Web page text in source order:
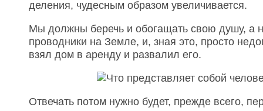
деления, чудесным образом увеличивается.
Мы должны беречь и обогащать свою душу, а
проводники на Земле, и, зная это, просто
взял дом в аренду и развалил его.
Отвечать потом нужно будет, прежде всего,